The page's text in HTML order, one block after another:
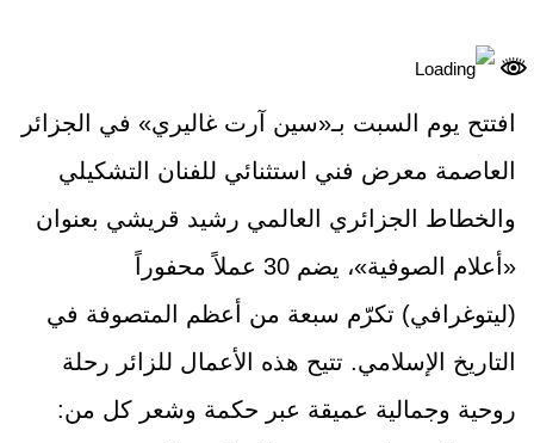
افتتح يوم السبت بـ«سين آرت غاليري» في الجزائر
العاصمة معرض فني استثنائي للفنان التشكيلي
والخطاط الجزائري العالمي رشيد قريشي بعنوان
«أعلام الصوفية»، يضم 30 عملاً محفوراً
(ليتوغرافي) تكرّم سبعة من أعظم المتصوفة في
التاريخ الإسلامي. تتيح هذه الأعمال للزائر رحلة
روحية وجمالية عميقة عبر حكمة وشعر كل من: